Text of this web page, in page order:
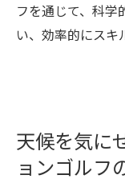
フを通じて、科
い、効率的にスキ
天候を気に
ョンゴルフ